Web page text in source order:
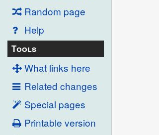
Random page
Help
Tools
What links here
Related changes
Special pages
Printable version